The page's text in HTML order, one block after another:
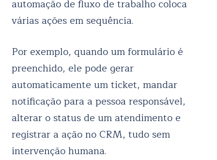
automação de fluxo de trabalho coloca
várias ações em sequência.
Por exemplo, quando um formulário é
preenchido, ele pode gerar
automaticamente um ticket, mandar
notificação para a pessoa responsável,
alterar o status de um atendimento e
registrar a ação no CRM, tudo sem
intervenção humana.